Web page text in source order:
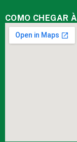
COMO CHEGAR